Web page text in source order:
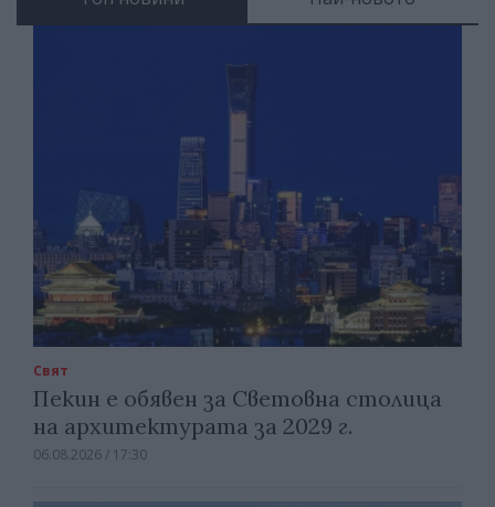
Свят
Пекин е обявен за Световна столица
на архитектурата за 2029 г.
06.08.2026 / 17:30